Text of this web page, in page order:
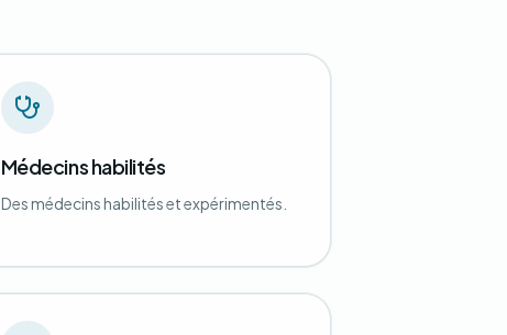
Médecins habilités
Des médecins habilités et expérimentés.